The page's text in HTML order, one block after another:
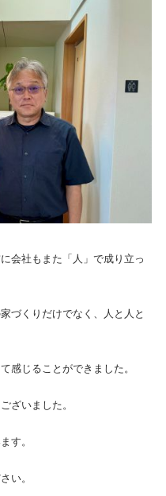
会社もまた「人」で成り立っ
づくりだけでなく、人と人と
感じることができました。
ざいました。
す。
い。